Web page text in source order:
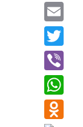
Telegram
Email
Twitter
Viber